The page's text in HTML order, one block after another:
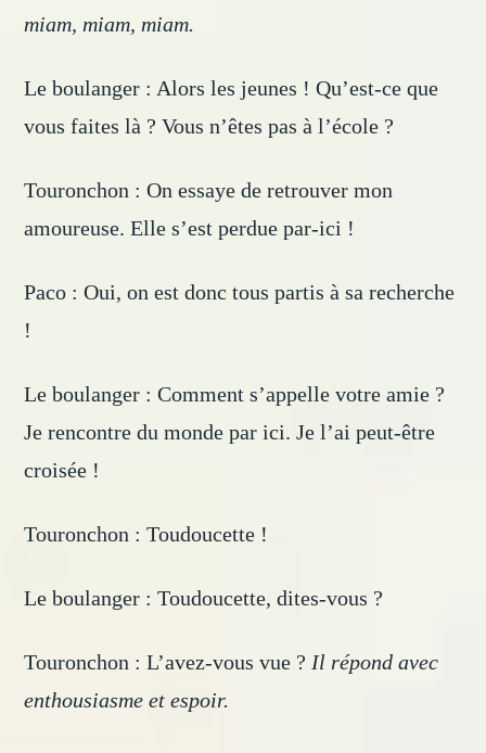
miam, miam, miam.
Le boulanger : Alors les jeunes ! Qu’est-ce que
vous faites là ? Vous n’êtes pas à l’école ?
Touronchon : On essaye de retrouver mon
amoureuse. Elle s’est perdue par-ici !
Paco : Oui, on est donc tous partis à sa recherche
!
Le boulanger : Comment s’appelle votre amie ?
Je rencontre du monde par ici. Je l’ai peut-être
croisée !
Touronchon : Toudoucette !
Le boulanger : Toudoucette, dites-vous ?
Touronchon : L’avez-vous vue ? Il répond avec
enthousiasme et espoir.